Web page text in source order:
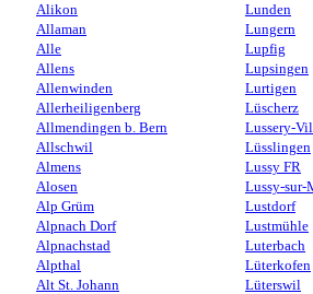
Alikon
Allaman
Alle
Allens
Allenwinden
Allerheiligenberg
Allmendingen b. Bern
Allschwil
Almens
Alosen
Alp Grüm
Alpnach Dorf
Alpnachstad
Alpthal
Alt St. Johann
Lunden
Lungern
Lupfig
Lupsingen
Lurtigen
Lüscherz
Lussery-
Lüsslingen
Lussy FR
Lussy-sur-
Lustdorf
Lustmühle
Luterbach
Lüterkofen
Lüterswil